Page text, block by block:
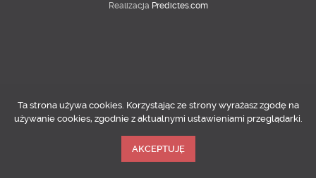
Realizacja Predictes.com
Ta strona używa cookies. Korzystając ze strony wyrażasz zgodę na
używanie cookies, zgodnie z aktualnymi ustawieniami przeglądarki.
AKCEPTUJĘ